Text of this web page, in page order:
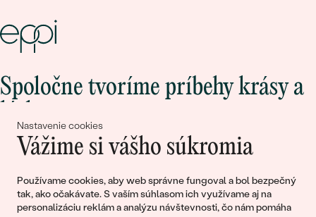
Nastavenie cookies
Vážime si vášho súkromia
Používame cookies, aby web správne fungoval a bol bezpečný
tak, ako očakávate. S vaším súhlasom ich využívame aj na
personalizáciu reklám a analýzu návštevnosti, čo nám pomáha
Spoločne tvoríme príbehy krásy a
Pripojte sa k nám!